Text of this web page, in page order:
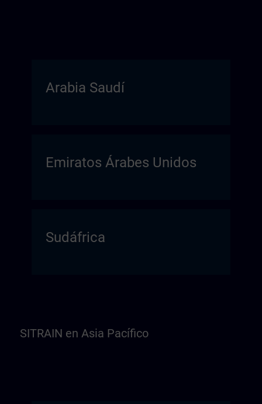
Arabia Saudí
Emiratos Árabes Unidos
Sudáfrica
SITRAIN en Asia Pacífico